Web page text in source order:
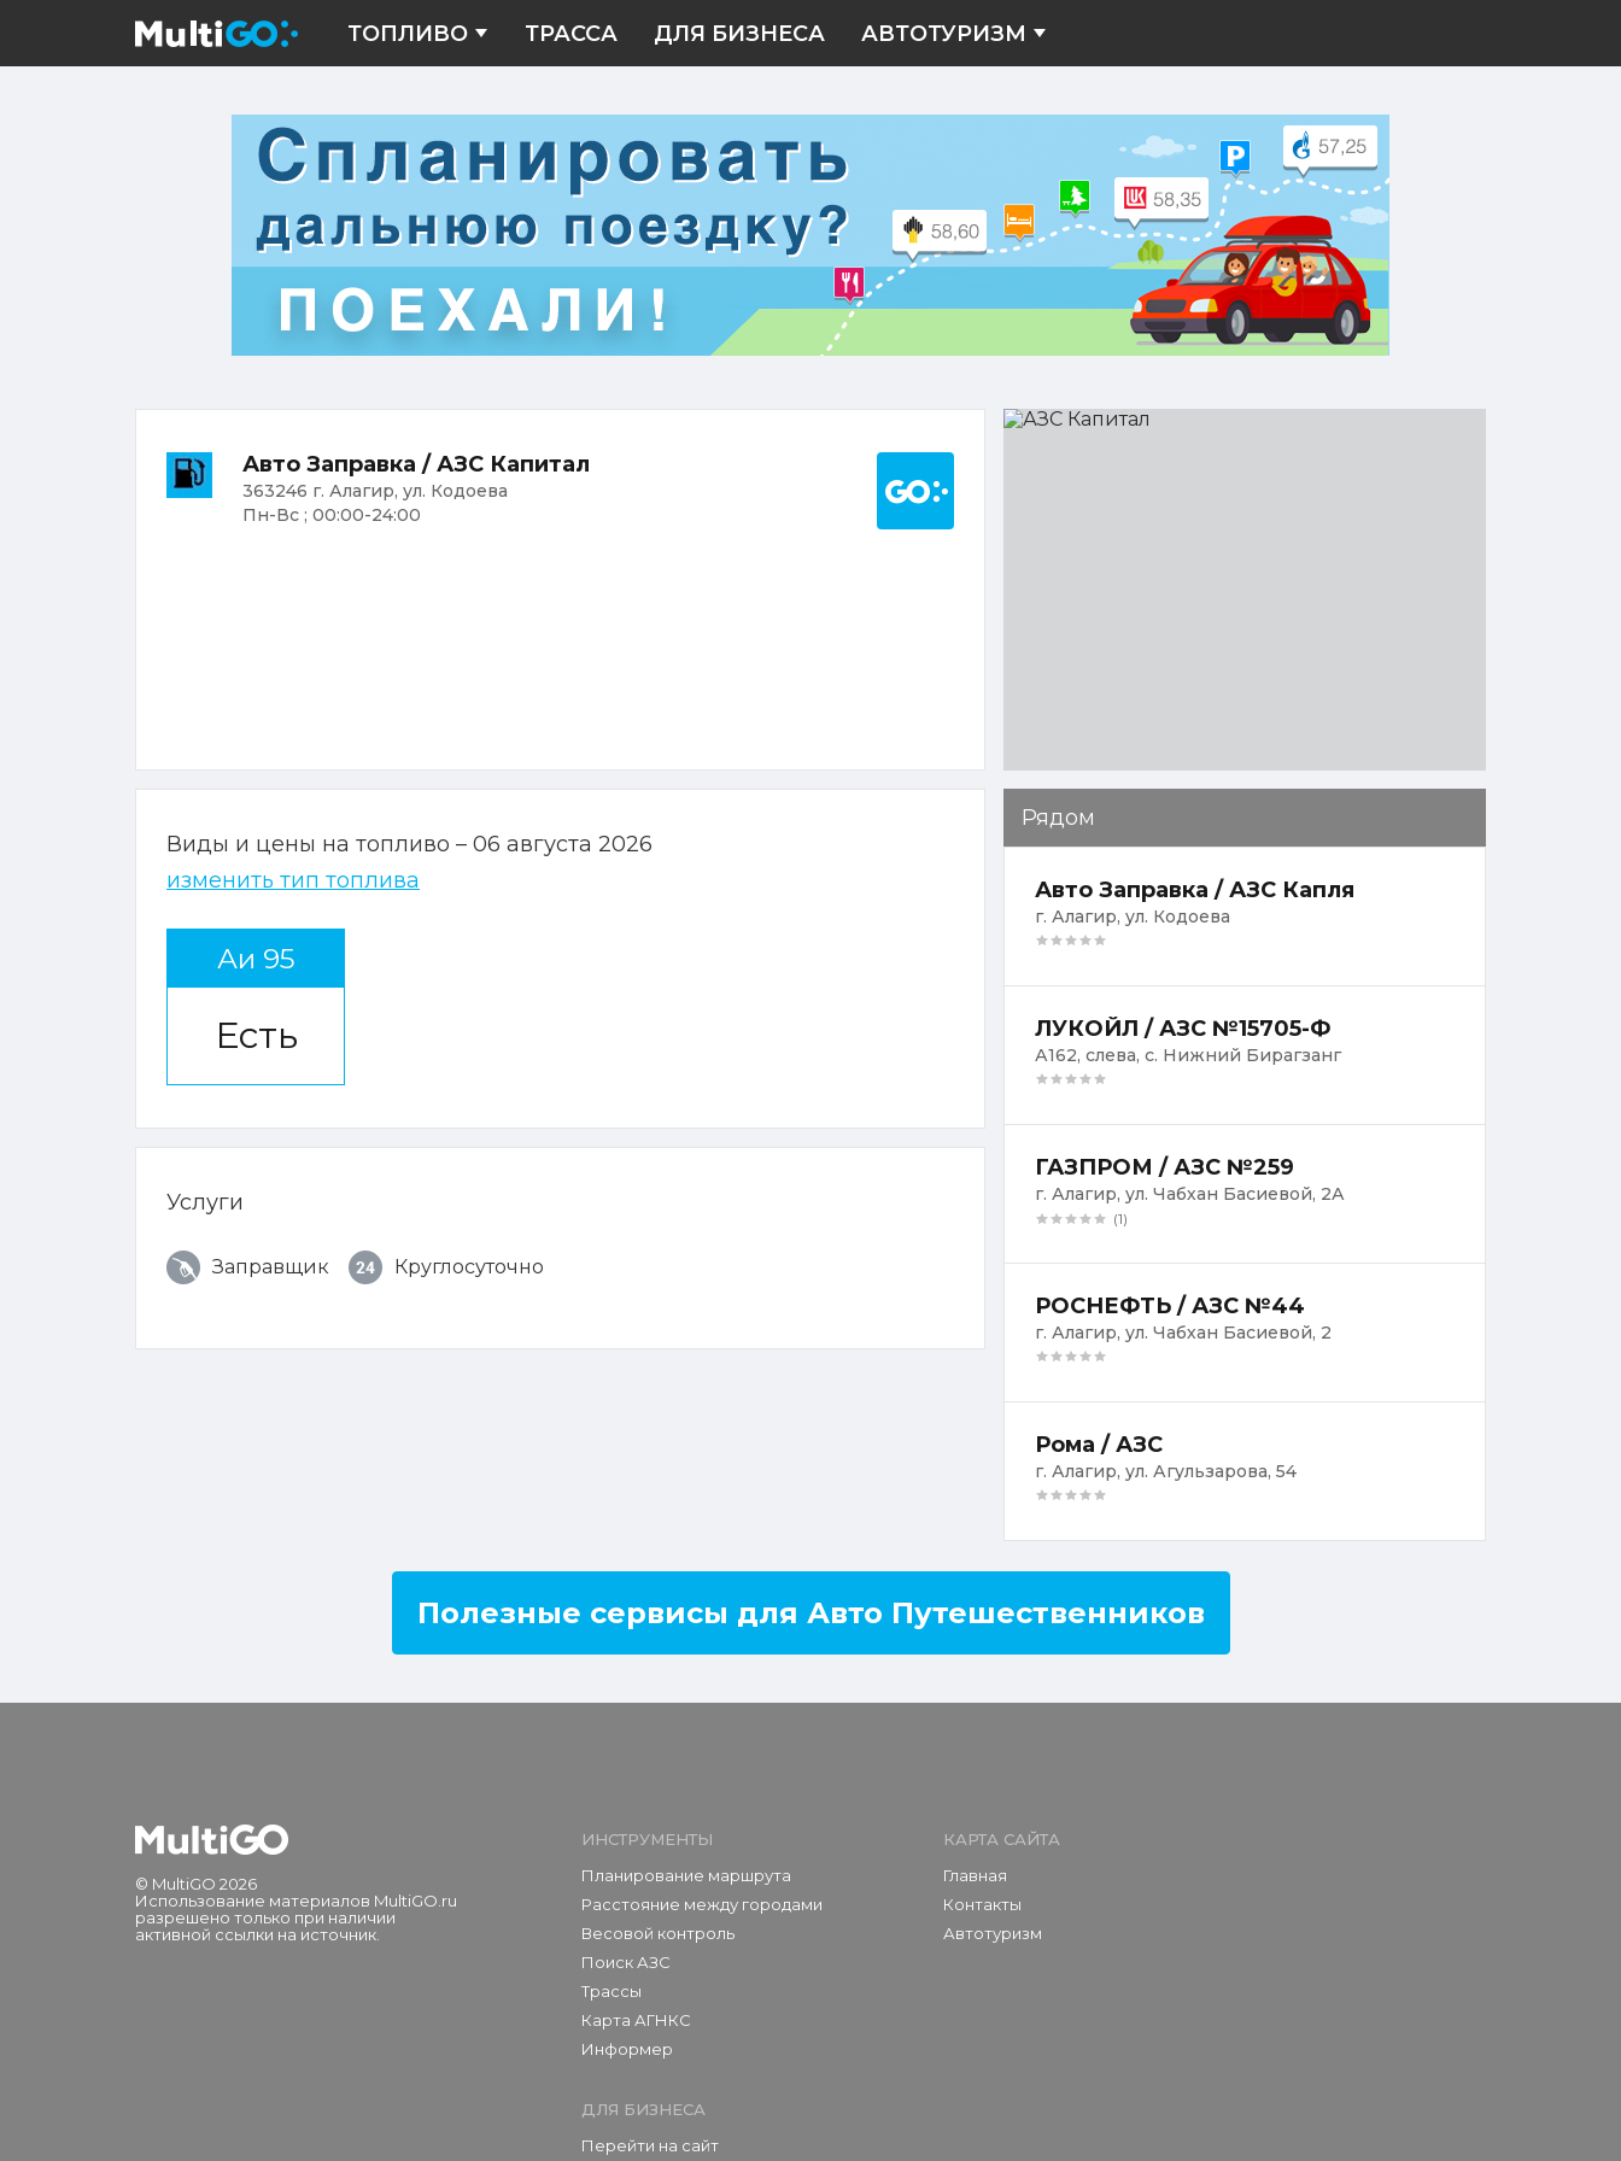
ТОПЛИВО ТРАССА ДЛЯ БИЗНЕСА АВТОТУРИЗМ
Авто Заправка / АЗС Капитал
363246 г. Алагир, ул. Кодоева
Пн-Вс ; 00:00-24:00
Построить маршрут на Yandex.
АЗС
Виды и цены на топливо – 06 августа 2026
изменить тип топлива
Аи 95
Есть
Услуги
Заправщик Круглосуточно
Рядом
Авто Заправка / АЗС Капля
г. Алагир, ул. Кодоева
ЛУКОЙЛ / АЗС №15705-Ф
А162, слева, с. Нижний Бирагзанг
ГАЗПРОМ / АЗС №259
г. Алагир, ул. Чабхан Басиевой, 2А
(1)
РОСНЕФТЬ / АЗС №44
г. Алагир, ул. Чабхан Басиевой, 2
Рома / АЗС
г. Алагир, ул. Агульзарова, 54
Полезные сервисы для Авто Путешественников
© MultiGO 2026
Использование материалов MultiGO.ru
разрешено только при наличии
активной ссылки на источник.
ИНСТРУМЕНТЫ
Планирование маршрута
Расстояние между городами
Весовой контроль
Поиск АЗС
Трассы
Карта АГНКС
Информер
ДЛЯ БИЗНЕСА
Перейти на сайт
КАРТА САЙТА
Главная
Контакты
Автотуризм